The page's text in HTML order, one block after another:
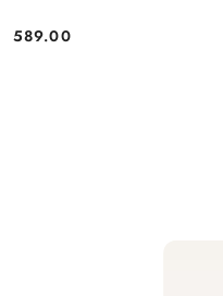
Cena:
589.00